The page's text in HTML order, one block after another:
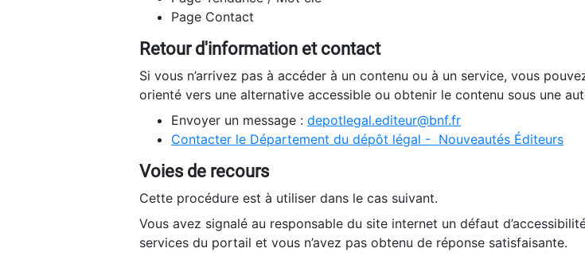
Page Contact
Retour d'information et contact
Si vous n’arrivez pas à accéder à un contenu ou à un service, vous
orienté vers une alternative accessible ou obtenir le contenu sous une
Envoyer un message : depotlegal.editeur@bnf.fr
Contacter le Département du dépôt légal - Nouveautés Éditeurs
Voies de recours
Cette procédure est à utiliser dans le cas suivant.
Vous avez signalé au responsable du site internet un défaut
services du portail et vous n’avez pas obtenu de réponse satisfaisante.